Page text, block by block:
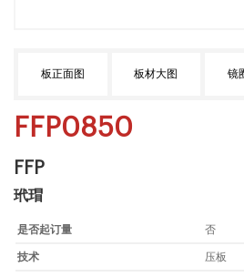
板正面图 板材大图 镜
FFP0850
FFP
玳瑁
是否起订量 否
技术 压板